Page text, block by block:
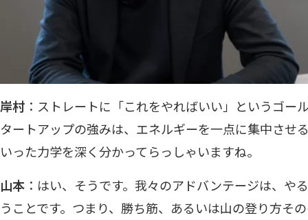
岸村 ：ストレートに「これをやればいい」というゴー
タートアップの強みは、エネルギーを一点に集中させ
いった力学を深く分かってらっしゃいますね。
山本 ：はい、そうです。我々のアドバンテージは、や
うことです。つまり、勝ち筋、あるいは山の登り方そ